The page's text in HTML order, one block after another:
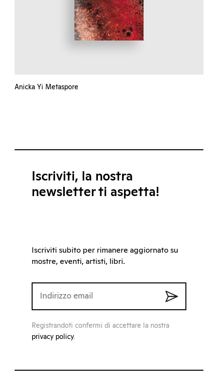
Anicka Yi Metaspore
Iscriviti, la nostra
newsletter ti aspetta!
Iscriviti subito per rimanere aggiornato su
mostre, eventi, artisti, libri.
Registrandoti confermi di accettare la nostra
privacy policy.